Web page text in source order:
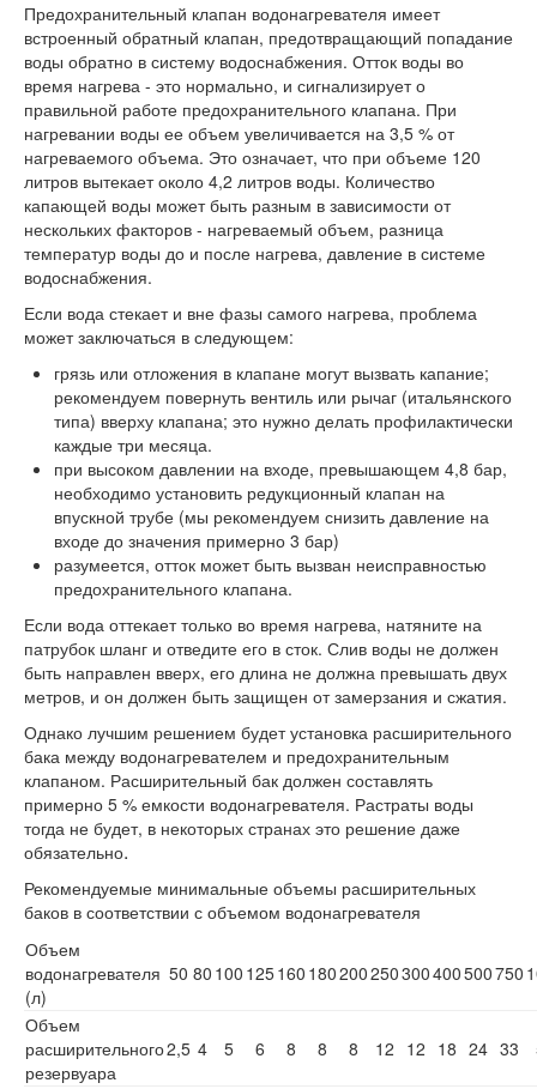
Предохранительный клапан водонагревателя имеет
встроенный обратный клапан, предотвращающий попадание
воды обратно в систему водоснабжения. Отток воды во
время нагрева - это нормально, и сигнализирует о
правильной работе предохранительного клапана. При
нагревании воды ее объем увеличивается на 3,5 % от
нагреваемого объема. Это означает, что при объеме 120
литров вытекает около 4,2 литров воды. Количество
капающей воды может быть разным в зависимости от
нескольких факторов - нагреваемый объем, разница
температур воды до и после нагрева, давление в системе
водоснабжения.
Если вода стекает и вне фазы самого нагрева, проблема
может заключаться в следующем:
грязь или отложения в клапане могут вызвать капание;
рекомендуем повернуть вентиль или рычаг (итальянского
типа) вверху клапана; это нужно делать профилактически
каждые три месяца.
при высоком давлении на входе, превышающем 4,8 бар,
необходимо установить редукционный клапан на
впускной трубе (мы рекомендуем снизить давление на
входе до значения примерно 3 бар)
разумеется, отток может быть вызван неисправностью
предохранительного клапана.
Если вода оттекает только во время нагрева, натяните на
патрубок шланг и отведите его в сток. Слив воды не должен
быть направлен вверх, его длина не должна превышать двух
метров, и он должен быть защищен от замерзания и сжатия.
Однако лучшим решением будет установка расширительного
бака между водонагревателем и предохранительным
клапаном. Расширительный бак должен составлять
примерно 5 % емкости водонагревателя. Растраты воды
тогда не будет, в некоторых странах это решение даже
обязательно.
Рекомендуемые минимальные объемы расширительных
баков в соответствии с объемом водонагревателя
Объем
водонагревателя
(л)
50 80 100 125160 180200250300400500750
Объем
расширительного
резервуара
2,5 4 5 6 8 8 8 12 12 18 24 33